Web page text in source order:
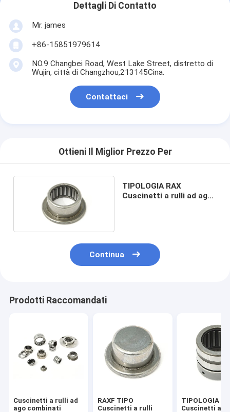
Dettagli Di Contatto
Mr. james
+86-15851979614
NO.9 Changbei Road, West Lake Street, distretto di
Wujin, città di Changzhou,213145Cina.
Contattaci
Ottieni Il Miglior Prezzo Per
TIPOLOGIA RAX
Cuscinetti a rulli ad aghi
Continua
Prodotti Raccomandati
Cuscinetti a rulli ad
ago combinati
RAXF TIPO
Cuscinetti a rulli
TIPOLOGIA NX
Cuscinetti a